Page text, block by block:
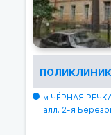
м.ЧЁРНАЯ
алл. 2-я